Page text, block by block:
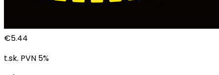
€5.44
t.sk. PVN 5%